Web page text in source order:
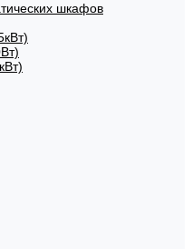
шкафов